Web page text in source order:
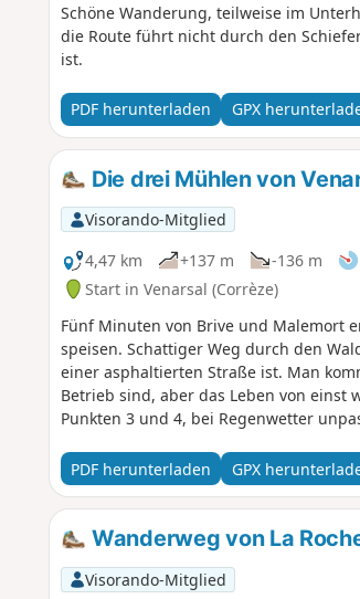
Schöne Wanderung, teilweise im
die Route führt nicht durch den
ist.
PDF herunterladen GPX
Die drei Mühlen von
Visorando-Mitglied
4,47 km
+137 m -136 m
Start in Venarsal (Corrèze)
Fünf Minuten von Brive und Malemort
speisen. Schattiger Weg durch den
einer asphaltierten Straße ist. Man
Betrieb sind, aber das Leben von einst
Punkten 3 und 4, bei Regenwetter
PDF herunterladen GPX
Wanderweg von La
Visorando-Mitglied